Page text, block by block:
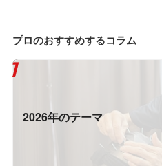
プロのおすすめするコラム
2026年のテーマ